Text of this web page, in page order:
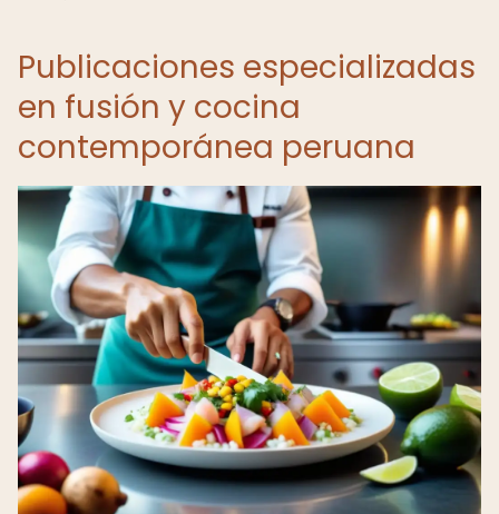
Publicaciones especializadas
en fusión y cocina
contemporánea peruana